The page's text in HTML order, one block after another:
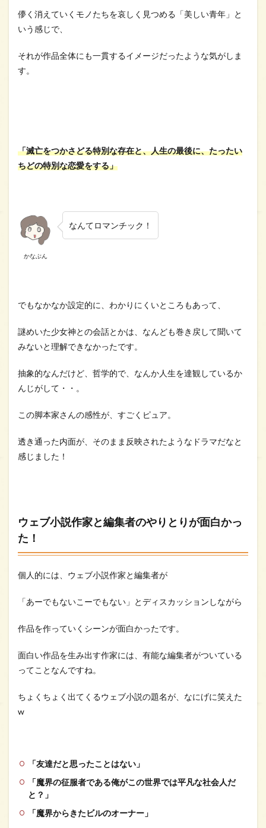
儚く消えていくモノたちを哀しく見つめる「美しい青年」と
いう感じで、
それが作品全体にも一貫するイメージだったような気がしま
す。
「滅亡をつかさどる特別な存在と、人生の最後に、たったい
ちどの特別な恋愛をする」
かなぶん
なんてロマンチック！
でもなかなか設定的に、わかりにくいところもあって、
謎めいた少女神との会話とかは、なんども巻き戻して聞いて
みないと理解できなかったです。
抽象的なんだけど、哲学的で、なんか人生を達観しているか
んじがして・・。
この脚本家さんの感性が、すごくピュア。
透き通った内面が、そのまま反映されたようなドラマだなと
感じました！
ウェブ小説作家と編集者のやりとりが面白かっ
た！
個人的には、ウェブ小説作家と編集者が
「あーでもないこーでもない」とディスカッションしながら
作品を作っていくシーンが面白かったです。
面白い作品を生み出す作家には、有能な編集者がついている
ってことなんですね。
ちょくちょく出てくるウェブ小説の題名が、なにげに笑えた
w
「友達だと思ったことはない」
「魔界の征服者である俺がこの世界では平凡な社会人だ
と？」
「魔界からきたビルのオーナー」